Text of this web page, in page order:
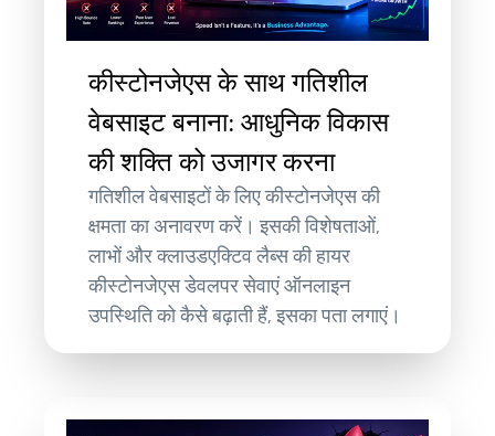
कीस्टोनजेएस के साथ गतिशील
वेबसाइट बनाना: आधुनिक विकास
की शक्ति को उजागर करना
गतिशील वेबसाइटों के लिए कीस्टोनजेएस की
क्षमता का अनावरण करें। इसकी विशेषताओं,
लाभों और क्लाउडएक्टिव लैब्स की हायर
कीस्टोनजेएस डेवलपर सेवाएं ऑनलाइन
उपस्थिति को कैसे बढ़ाती हैं, इसका पता लगाएं।